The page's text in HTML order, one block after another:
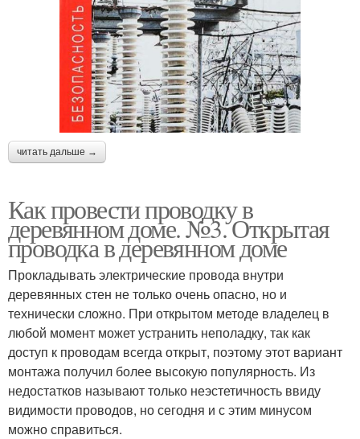
читать дальше →
Как провести проводку в
деревянном доме. №3. Открытая
проводка в деревянном доме
Прокладывать электрические провода внутри
деревянных стен не только очень опасно, но и
технически сложно. При открытом методе владелец в
любой момент может устранить неполадку, так как
доступ к проводам всегда открыт, поэтому этот вариант
монтажа получил более высокую популярность. Из
недостатков называют только неэстетичность ввиду
видимости проводов, но сегодня и с этим минусом
можно справиться.